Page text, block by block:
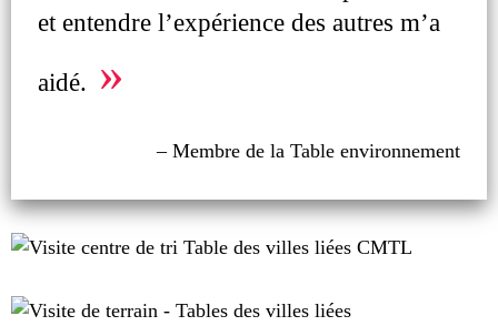
et entendre l’expérience des autres m’a
aidé. »
– Membre de la Table environnement